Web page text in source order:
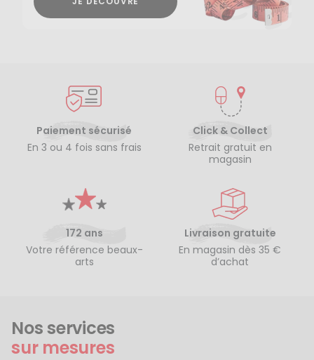
Paiement sécurisé
En 3 ou 4 fois sans frais
Click & Collect
Retrait gratuit en
magasin
172 ans
Votre référence beaux-
arts
Livraison gratuite
En magasin dès 35 €
d’achat
Nos services
sur mesures